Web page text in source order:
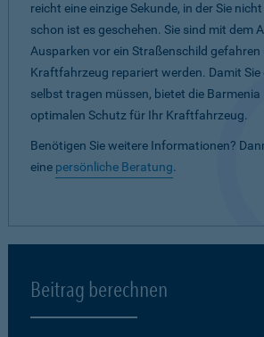
reicht eine einzige Sekunde, in der Sie
schon ist es geschehen. Sie sind mit dem
Ausparken vor ein Straßenschild
Kraftfahrzeug repariert werden. Damit Sie
selbst tragen müssen, bietet die
optimalen Schutz für Ihr Kraftfahrzeug.
Benötigen Sie weitere Informationen?
eine persönliche Beratung.
Beitrag berechnen